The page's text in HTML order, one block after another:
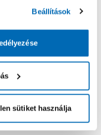
Beállítások
sütiket használja